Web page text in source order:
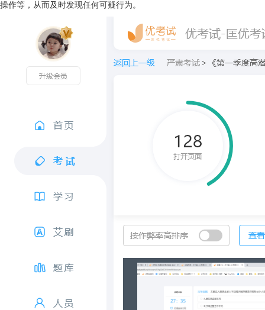
操作等，从而及时发现任何可疑行为。